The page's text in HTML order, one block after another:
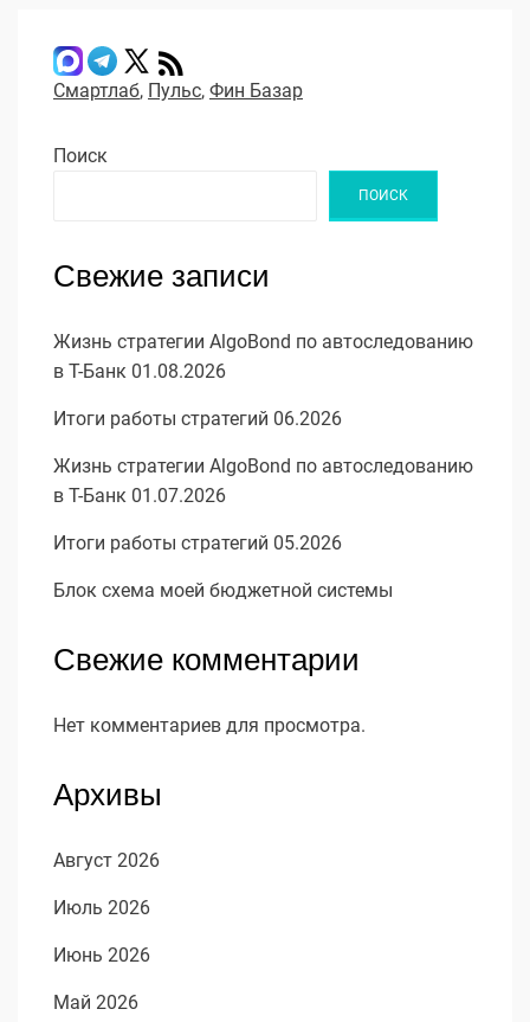
Смартлаб, Пульс, Фин Базар
Поиск
ПОИСК
Свежие записи
Жизнь стратегии AlgoBond по автоследованию
в Т-Банк 01.08.2026
Итоги работы стратегий 06.2026
Жизнь стратегии AlgoBond по автоследованию
в Т-Банк 01.07.2026
Итоги работы стратегий 05.2026
Блок схема моей бюджетной системы
Свежие комментарии
Нет комментариев для просмотра.
Архивы
Август 2026
Июль 2026
Июнь 2026
Май 2026